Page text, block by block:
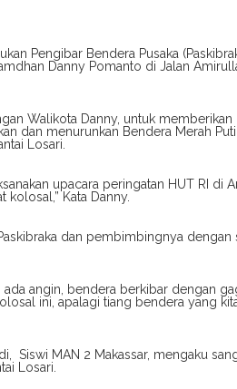
Pengibar Bendera Pusaka
Danny Pomanto di Jalan
Walikota Danny, untuk
dan menurunkan Bendera Merah
Losari.
upacara peringatan HUT RI di
kolosal,” Kata Danny.
dan pembimbingnya dengan
angin, bendera berkibar dengan
ini, apalagi tiang bendera yang
Siswi MAN 2 Makassar, mengaku
Losari.